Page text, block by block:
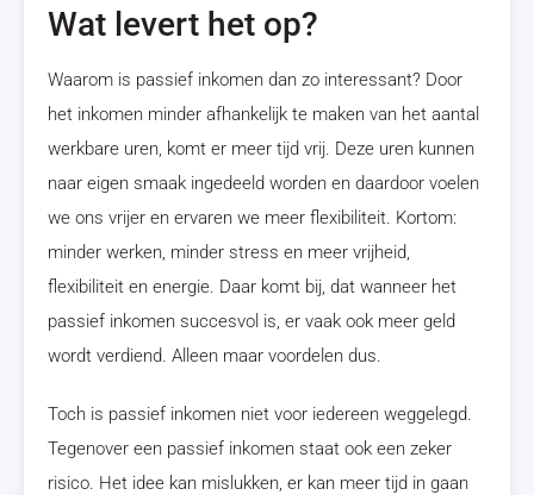
Wat levert het op?
Waarom is passief inkomen dan zo interessant? Door
het inkomen minder afhankelijk te maken van het aantal
werkbare uren, komt er meer tijd vrij. Deze uren kunnen
naar eigen smaak ingedeeld worden en daardoor voelen
we ons vrijer en ervaren we meer flexibiliteit. Kortom:
minder werken, minder stress en meer vrijheid,
flexibiliteit en energie. Daar komt bij, dat wanneer het
passief inkomen succesvol is, er vaak ook meer geld
wordt verdiend. Alleen maar voordelen dus.
Toch is passief inkomen niet voor iedereen weggelegd.
Tegenover een passief inkomen staat ook een zeker
risico. Het idee kan mislukken, er kan meer tijd in gaan